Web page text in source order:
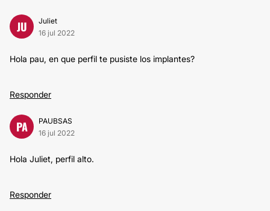
JU
Juliet
16 jul 2022
Hola pau, en que perfil te pusiste los implantes?
Responder
PA
PAUBSAS
16 jul 2022
Hola Juliet, perfil alto.
Responder